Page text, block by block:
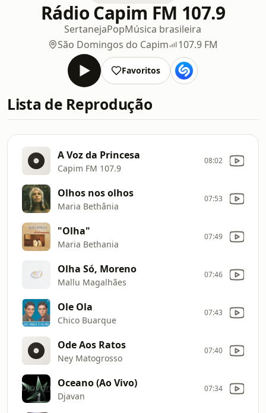
Rádio Capim FM 107.9
SertanejaPopMúsica brasileira
São Domingos do Capim
107.9 FM
Favoritos
Lista de Reprodução
A Voz da Princesa
Capim FM 107.9
08:02
Olhos nos olhos
Maria Bethânia
07:53
"Olha"
Maria Bethania
07:49
Olha Só, Moreno
Mallu Magalhães
07:46
Ole Ola
Chico Buarque
07:43
Ode Aos Ratos
Ney Matogrosso
07:40
Oceano (Ao Vivo)
Djavan
07:34